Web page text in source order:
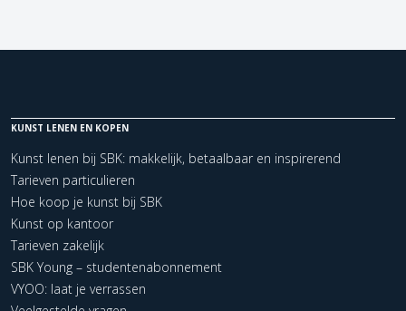
KUNST LENEN EN KOPEN
Kunst lenen bij SBK: makkelijk, betaalbaar en inspirerend
Tarieven particulieren
Hoe koop je kunst bij SBK
Kunst op kantoor
Tarieven zakelijk
SBK Young – studentenabonnement
VYOO: laat je verrassen